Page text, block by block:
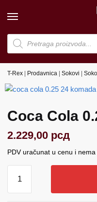
Products
search
T-Rex Prodavnica Sokovi
Coca Cola
2.229,00 рсд
PDV uračunat u cenu i
Cola
0.25L